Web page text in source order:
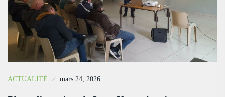
ACTUALITÉ mars 24, 2026